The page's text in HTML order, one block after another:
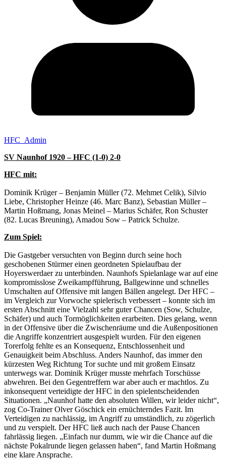
HFC_Admin
SV Naunhof 1920 – HFC (1-0) 2-0
HFC mit:
Dominik Krüger – Benjamin Müller (72. Mehmet Celik), Silvio
Liebe, Christopher Heinze (46. Marc Banz), Sebastian Müller –
Martin Hoßmang, Jonas Meinel – Marius Schäfer, Ron Schuster
(82. Lucas Breuning), Amadou Sow – Patrick Schulze.
Zum Spiel:
Die Gastgeber versuchten von Beginn durch seine hoch
geschobenen Stürmer einen geordneten Spielaufbau der
Hoyerswerdaer zu unterbinden. Naunhofs Spielanlage war auf eine
kompromisslose Zweikampfführung, Ballgewinne und schnelles
Umschalten auf Offensive mit langen Bällen angelegt. Der HFC –
im Vergleich zur Vorwoche spielerisch verbessert – konnte sich im
ersten Abschnitt eine Vielzahl sehr guter Chancen (Sow, Schulze,
Schäfer) und auch Tormöglichkeiten erarbeiten. Dies gelang, wenn
in der Offensive über die Zwischenräume und die Außenpositionen
die Angriffe konzentriert ausgespielt wurden. Für den eigenen
Torerfolg fehlte es an Konsequenz, Entschlossenheit und
Genauigkeit beim Abschluss. Anders Naunhof, das immer den
kürzesten Weg Richtung Tor suchte und mit großem Einsatz
unterwegs war. Dominik Krüger musste mehrfach Torschüsse
abwehren. Bei den Gegentreffern war aber auch er machtlos. Zu
inkonsequent verteidigte der HFC in den spielentscheidenden
Situationen. „Naunhof hatte den absoluten Willen, wir leider nicht“,
zog Co-Trainer Olver Göschick ein ernüchterndes Fazit. Im
Verteidigen zu nachlässig, im Angriff zu umständlich, zu zögerlich
und zu verspielt. Der HFC ließ auch nach der Pause Chancen
fahrlässig liegen. „Einfach nur dumm, wie wir die Chance auf die
nächste Pokalrunde liegen gelassen haben“, fand Martin Hoßmang
eine klare Ansprache.